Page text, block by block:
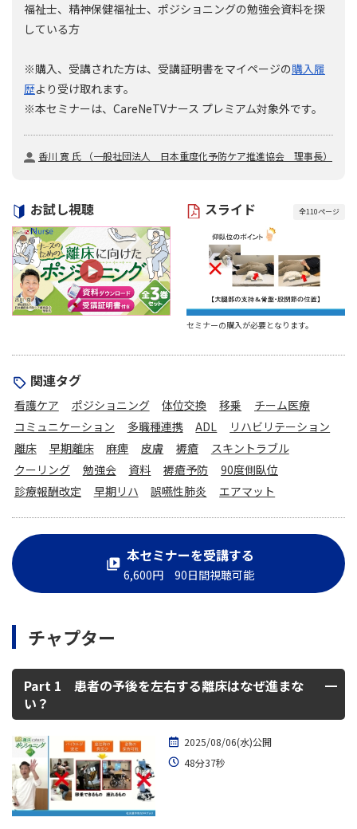
福祉士、精神保健福祉士、ポジショニングの勉強会資料を探
している方
※購入、受講された方は、受講証明書をマイページの購入履
歴より受け取れます。
※本セミナーは、CareNeTVナース プレミアム対象外です。
香川 寛 氏 （一般社団法人 日本重度化予防ケア推進協会 理事長）
本セミナーを受講する
6,600円 90日間視聴可能
お試し視聴 スライド 全110ページ
セミナーの購入が必要となります。
関連タグ
看護ケア ポジショニング 体位交換 移乗
チーム医療
コミュニケーション
多職種連携 ADL
リハビリテーション
離床
早期離床 麻痺 皮膚 褥瘡
スキントラブル
クーリング
勉強会 資料 褥瘡予防
90度側臥位
診療報酬改定
早期リハ 誤嚥性肺炎 エアマット
チャプター
Part 1 患者の予後を左右する離床はなぜ進まな
い？
2025/08/06(水)公開
48分37秒